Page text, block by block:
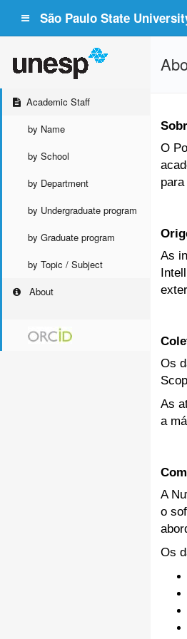
São Paulo State
Academic Staff
by Name
by School
by Department
by Undergraduate program
by Graduate program
by Topic / Subject
About
O
As
Os
As
a
A
o
Os